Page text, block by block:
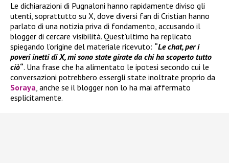
Le dichiarazioni di Pugnaloni hanno rapidamente diviso gli
utenti, soprattutto su X, dove diversi fan di Cristian hanno
parlato di una notizia priva di fondamento, accusando il
blogger di cercare visibilità. Quest’ultimo ha replicato
spiegando l’origine del materiale ricevuto: “Le chat, per i
poveri inetti di X, mi sono state girate da chi ha scoperto tutto
ciò“. Una frase che ha alimentato le ipotesi secondo cui le
conversazioni potrebbero essergli state inoltrate proprio da
Soraya, anche se il blogger non lo ha mai affermato
esplicitamente.